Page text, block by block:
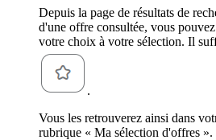
Depuis la page de résultats de
d'une offre consultée, vous
votre choix à votre sélection. Il
.
Vous les retrouverez ainsi dans
rubrique « Ma sélection d'offres ».